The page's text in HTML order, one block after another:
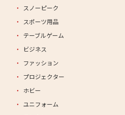
スノーピーク
スポーツ用品
テーブルゲーム
ビジネス
ファッション
プロジェクター
ホビー
ユニフォーム